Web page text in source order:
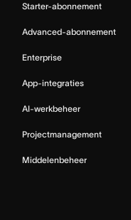
Starter-abonnement
Advanced-abonnement
Enterprise
App-integraties
AI-werkbeheer
Projectmanagement
Middelenbeheer